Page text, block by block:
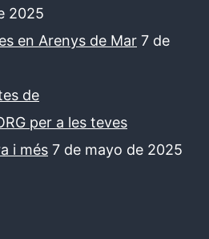
2025
en Arenys de Mar 7 de
de
per a les teves
i més 7 de mayo de 2025